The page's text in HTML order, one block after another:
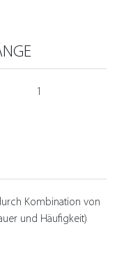
1
Kombination von
und Häufigkeit)